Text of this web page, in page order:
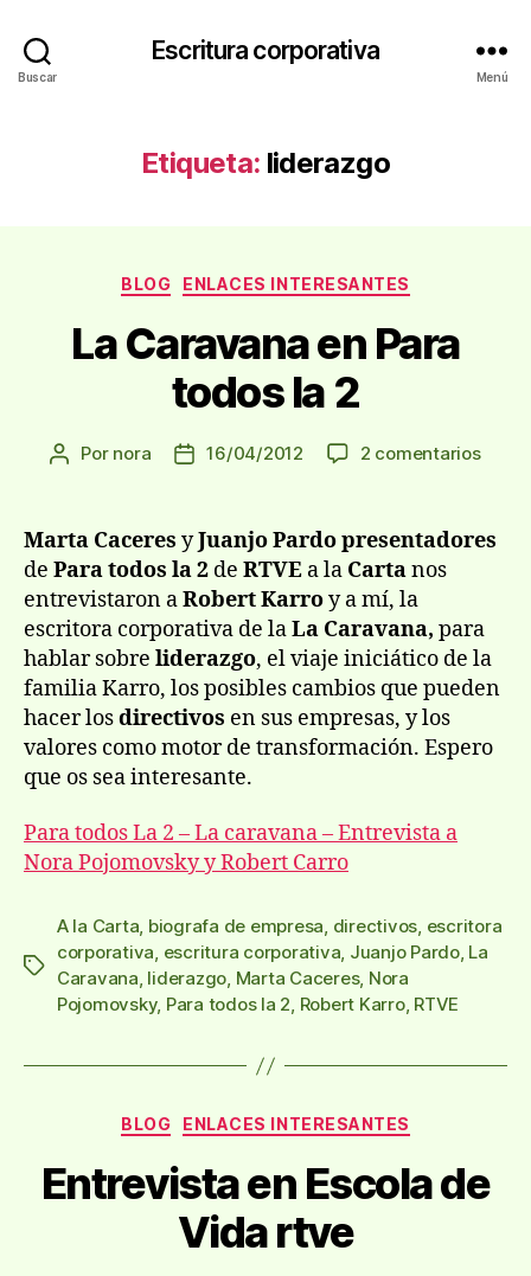
Buscar
Escritura corporativa
Menú
Etiqueta: liderazgo
Categorías
BLOG ENLACES INTERESANTES
La Caravana en Para
todos la 2
Autor
entrada
Por nora
Fecha
entrada
16/04/2012 2 comentariosen
2
Marta Caceres yJuanjo Pardo presentadores
de Para todos la 2 de RTVE a la Cartanos
entrevistaron aRobert Karroy a mí, la
escritora corporativa de laLa Caravana, para
hablar sobre liderazgo, el viaje iniciático de la
familia Karro, los posibles cambios que pueden
hacer losdirectivos en sus empresas, y los
valores como motor de transformación. Espero
que os sea interesante.
Para todos La 2 – La caravana – Entrevista a
Nora Pojomovsky y Robert Carro
Etiquetas
A la Carta, biografa de empresa, directivos, escritora
corporativa, escritura corporativa, Juanjo Pardo, La
Caravana, liderazgo, Marta Caceres, Nora
Pojomovsky, Para todos la 2, Robert Karro, RTVE
Categorías
BLOG ENLACES INTERESANTES
Entrevista en Escola de
Vida rtve